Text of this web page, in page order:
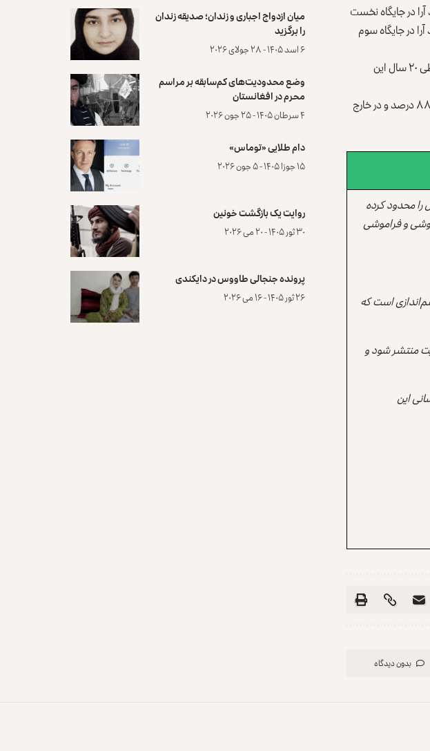
دیروز رجب طیب اردوغان، رییس‌جمهور فعلی ترکیه با اخذ ۴۹.۵۰ درصد آرا در جایگاه نخست
اخذ ۴۴.۸۶ درصد در جایگاه دوم قرار دارد. همچنین سنان اوغان با ۵.۱۷ درصد آرا در جایگاه سوم
در دور دوم انتخابات ترکیه که در ۲۸ می برگزار می‌شود، اردوغان و قلیچداراوغلو با یک‌دیگر رقابت خواهند کرد. طی ۲۰ سال این
رییس شورای عالی انتخابات ترکیه گفته است که میزان مشارکت مردم در انتخابات دیروز در داخل این کشور ۸۸.۹۲ درصد و در خارج
محدود کرده
و فراموشی
است که
منتشر شود و
این
بدون دیدگاه
میان ازدواج اجباری و زندان؛ صدیقه زندان
را برگزید
۶ اسد ۱۴۰۵ - ۲۸ جولای ۲۰۲۶
وضع محدودیت‌های کم‌سابقه بر مراسم
محرم در افغانستان
۴ سرطان ۱۴۰۵ - ۲۵ جون ۲۰۲۶
دام طلایی «توماس»
۱۵ جوزا ۱۴۰۵ - ۵ جون ۲۰۲۶
روایت یک بازگشت خونین
۳۰ ثور ۱۴۰۵ - ۲۰ می ۲۰۲۶
پرونده‌ جنجالی طاووس در دایکندی
۲۶ ثور ۱۴۰۵ - ۱۶ می ۲۰۲۶